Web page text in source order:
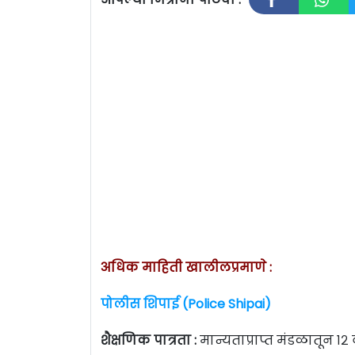
अधिक माहिती खालीलप्रमाणे :
पोलीस शिपाई (Police Shipai)
शैक्षणिक पात्रता :मान्यताप्राप्त मंडळातून १२